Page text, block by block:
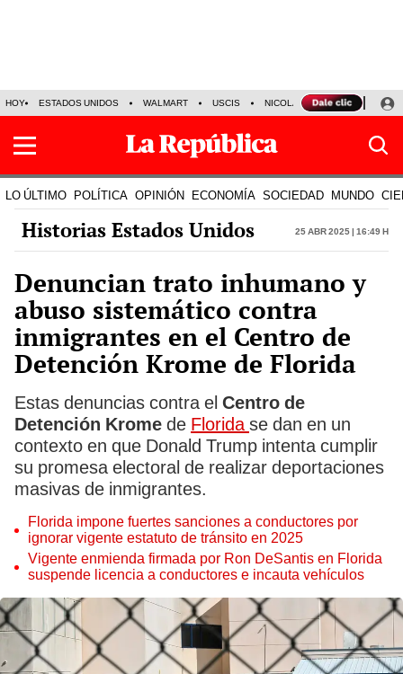
LO ÚLTIMO POLÍTICA OPINIÓN ECONOMÍA SOCIEDAD MUNDO
Historias Estados Unidos 25 Abr 2025 | 16:49 h
Denuncian trato inhumano y
abuso sistemático contra
inmigrantes en el Centro de
Detención Krome de Florida
Detención KromedeFloridase dan en un
contexto en que Donald Trump intenta cumplir
su promesa electoral de realizar deportaciones
masivas de inmigrantes.
Florida impone fuertes sanciones a conductores por
ignorar vigente estatuto de tránsito en 2025
Vigente enmienda firmada por Ron DeSantis en Florida
suspende licencia a conductores e incauta vehículos